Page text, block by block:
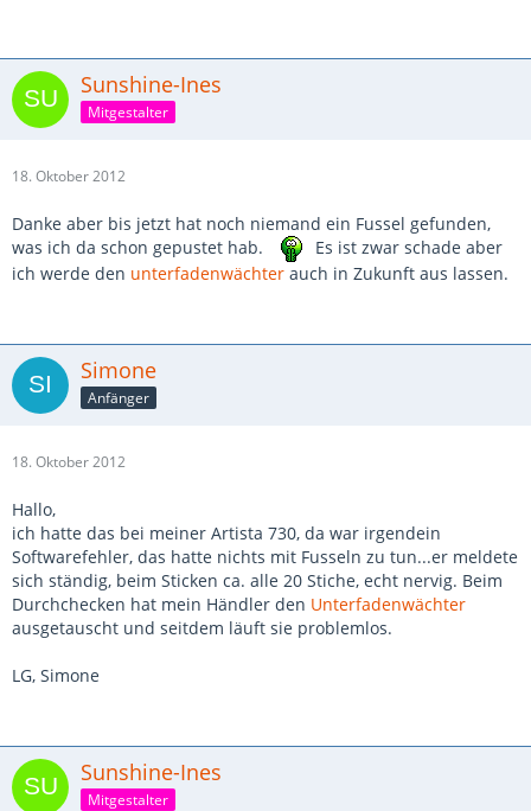
Sunshine-Ines
Mitgestalter
18. Oktober 2012
Danke aber bis jetzt hat noch niemand ein Fussel gefunden,
was ich da schon gepustet hab.
Es ist zwar schade aber
ich werde den unterfadenwächter auch in Zukunft aus lassen.
Simone
Anfänger
18. Oktober 2012
Hallo,
ich hatte das bei meiner Artista 730, da war irgendein
Softwarefehler, das hatte nichts mit Fusseln zu tun...er meldete
sich ständig, beim Sticken ca. alle 20 Stiche, echt nervig. Beim
Durchchecken hat mein Händler den Unterfadenwächter
ausgetauscht und seitdem läuft sie problemlos.
LG, Simone
Sunshine-Ines
Mitgestalter